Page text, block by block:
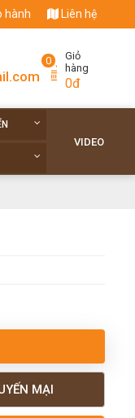
hành Liên hệ
0
Giỏ
hàng
0đ
VIDEO
MẠI